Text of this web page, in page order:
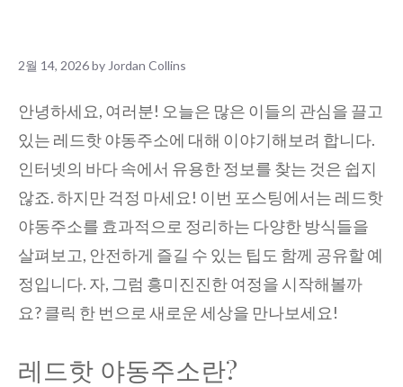
2월 14, 2026by Jordan Collins
안녕하세요, 여러분! 오늘은 많은 이들의 관심을 끌고
있는 레드핫 야동주소에 대해 이야기해보려 합니다.
인터넷의 바다 속에서 유용한 정보를 찾는 것은 쉽지
않죠. 하지만 걱정 마세요! 이번 포스팅에서는 레드핫
야동주소를 효과적으로 정리하는 다양한 방식들을
살펴보고, 안전하게 즐길 수 있는 팁도 함께 공유할 예
정입니다. 자, 그럼 흥미진진한 여정을 시작해볼까
요? 클릭 한 번으로 새로운 세상을 만나보세요!
레드핫 야동주소란?